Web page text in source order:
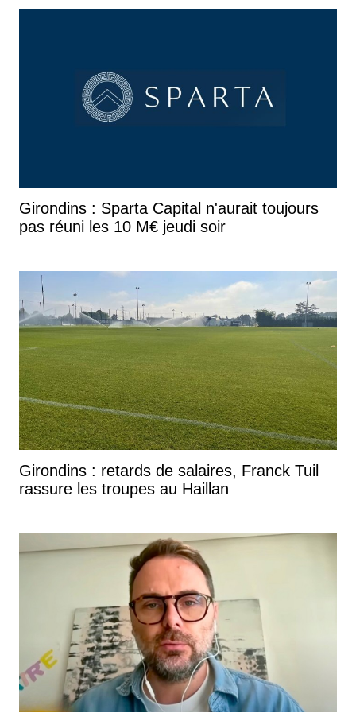
Girondins : Sparta Capital n'aurait toujours
pas réuni les 10 M€ jeudi soir
Girondins : retards de salaires, Franck Tuil
rassure les troupes au Haillan